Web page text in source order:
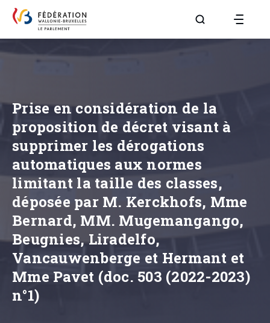
Aller à la page
Prise en considération de la
proposition de décret visant à
supprimer les dérogations
automatiques aux normes
limitant la taille des classes,
déposée par M. Kerckhofs, Mme
Bernard, MM. Mugemangango,
Beugnies, Liradelfo,
Vancauwenberge et Hermant et
Mme Pavet (doc. 503 (2022-2023)
n°1)